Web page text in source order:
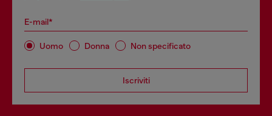
E-mail*
Uomo Donna Non specificato
Iscriviti